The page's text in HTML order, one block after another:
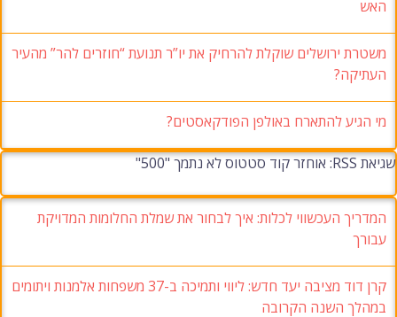
האש
משטרת ירושלים שוקלת להרחיק את יו”ר תנועת “חוזרים להר” מהעיר
העתיקה?
מי הגיע להתארח באולפן הפודקאסטים?
שגיאת RSS: אוחזר קוד סטטוס לא נתמך "500"
המדריך העכשווי לכלות: איך לבחור את שמלת החלומות המדויקת
עבורך
קרן דוד מציבה יעד חדש: ליווי ותמיכה ב-37 משפחות אלמנות ויתומים
במהלך השנה הקרובה